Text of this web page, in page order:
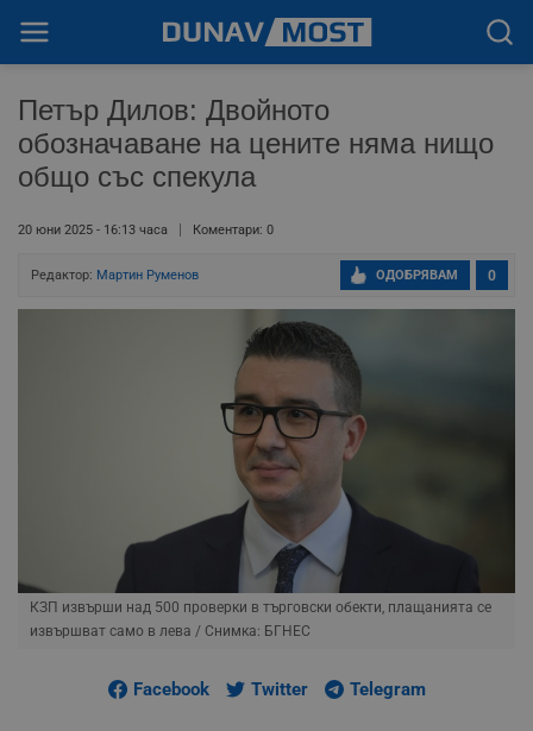
Петър Дилов: Двойното
обозначаване на цените няма нищо
общо със спекула
20 юни 2025 - 16:13 часа Коментари: 0
Редактор: Мартин Руменов 0
ОДОБРЯВАМ
КЗП извърши над 500 проверки в търговски обекти, плащанията се
извършват само в лева / Снимка: БГНЕС
Facebook Twitter Telegram